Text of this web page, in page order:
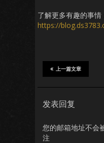
了解更多有趣的事情
https://
上一篇文章
发表回复
您的邮箱地址不会
注